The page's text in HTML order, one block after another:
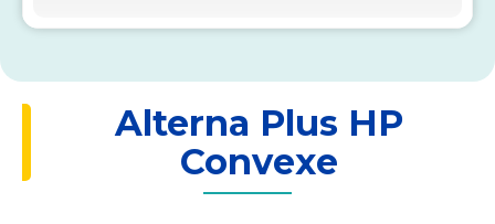
Alterna Plus HP
Convexe